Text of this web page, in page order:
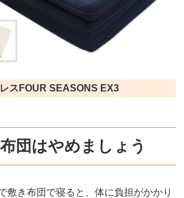
スFOUR SEASONS EX3
団はやめましょう
敷き布団で寝ると、体に負担がかかり